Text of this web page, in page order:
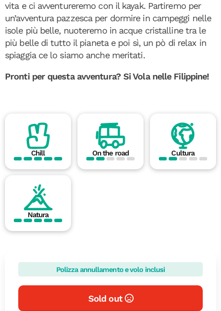
vita e ci avventureremo con il kayak. Partiremo per
un’avventura pazzesca per dormire in campeggi nelle
isole più belle, nuoteremo in acque cristalline tra le
più belle di tutto il pianeta e poi sì, un pò di relax in
spiaggia ce lo siamo anche meritati.
Pronti per questa avventura? Si Vola nelle Filippine!
Chill On the road Cultura
Natura
Polizza annullamento e volo inclusi
Sold out